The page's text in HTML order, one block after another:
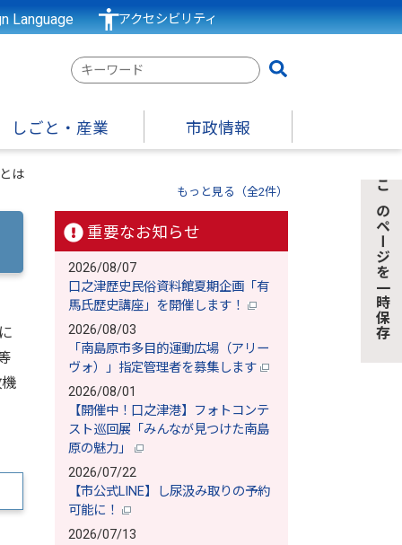
Language アクセシビリティ
検
ー
ワ
しごと・産業 市政情報
は
もっと見る（全2件）
重要なお知らせ
2026/08/07
口之津歴史民俗資料館夏期企画「有
馬氏歴史講座」を開催します！
2026/08/03
「南島原市多目的運動広場（アリー
ヴォ）」指定管理者を募集します
2026/08/01
【開催中！口之津港】フォトコンテ
スト巡回展「みんなが見つけた南島
原の魅力」
2026/07/22
【市公式LINE】し尿汲み取りの予約
可能に！
2026/07/13
このページを一時保存